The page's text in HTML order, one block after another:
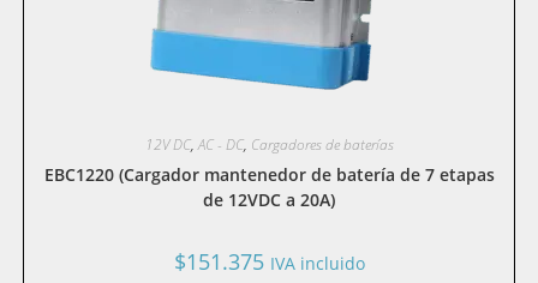
12V DC,AC - DC, Cargadores de baterías
EBC1220 (Cargador mantenedor de batería de 7 etapas
de 12VDC a 20A)
$151.375 IVA incluido